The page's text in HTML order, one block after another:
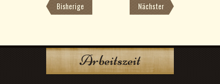
Bisherige Nächster
Arbeitszeit